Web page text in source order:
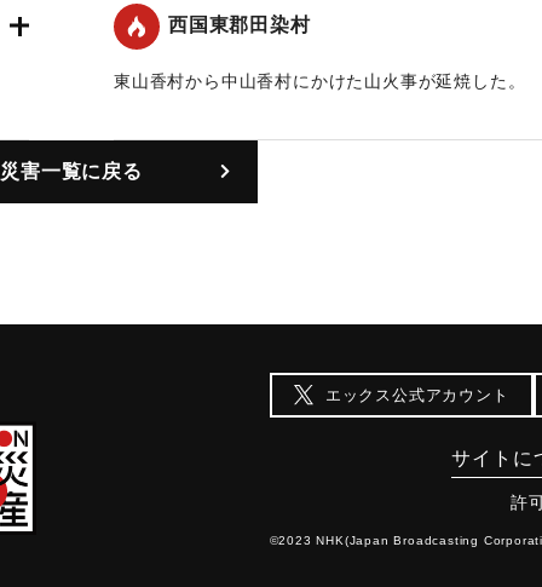
西国東郡田染村
東山香村から中山香村にかけた山火事が延焼した。
｜固有コード:00455002
災害一覧に戻る
エックス公式アカウント
サイトに
許
©2023 NHK(Japan Broadcasting